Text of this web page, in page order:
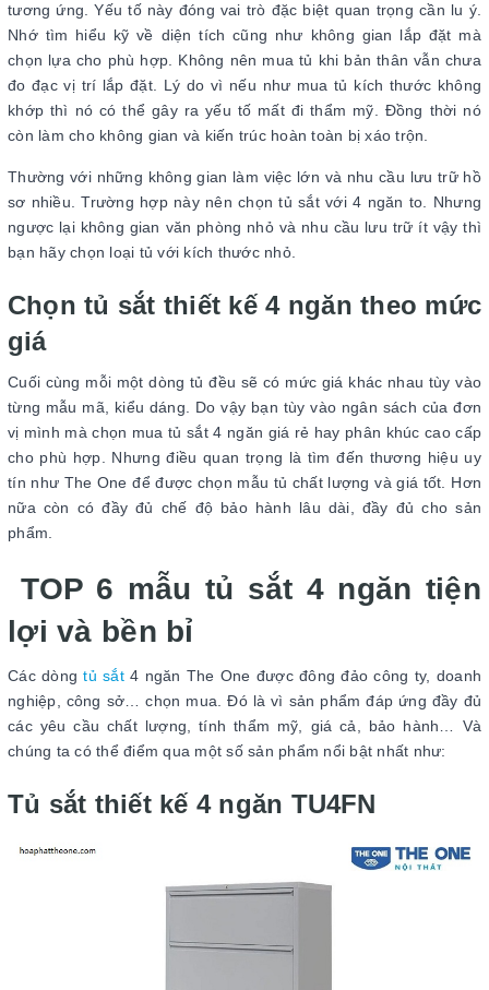
tương ứng. Yếu tố này đóng vai trò đặc biệt quan trọng cần lu ý.
Nhớ tìm hiểu kỹ về diện tích cũng như không gian lắp đặt mà
chọn lựa cho phù hợp. Không nên mua tủ khi bản thân vẫn chưa
đo đạc vị trí lắp đặt. Lý do vì nếu như mua tủ kích thước không
khớp thì nó có thể gây ra yếu tố mất đi thẩm mỹ. Đồng thời nó
còn làm cho không gian và kiến trúc hoàn toàn bị xáo trộn.
Thường với những không gian làm việc lớn và nhu cầu lưu trữ hồ
sơ nhiều. Trường hợp này nên chọn tủ sắt với 4 ngăn to. Nhưng
ngược lại không gian văn phòng nhỏ và nhu cầu lưu trữ ít vậy thì
bạn hãy chọn loại tủ với kích thước nhỏ.
Chọn tủ sắt thiết kế 4 ngăn theo mức
giá
Cuối cùng mỗi một dòng tủ đều sẽ có mức giá khác nhau tùy vào
từng mẫu mã, kiểu dáng. Do vậy bạn tùy vào ngân sách của đơn
vị mình mà chọn mua tủ sắt 4 ngăn giá rẻ hay phân khúc cao cấp
cho phù hợp. Nhưng điều quan trọng là tìm đến thương hiệu uy
tín như The One để được chọn mẫu tủ chất lượng và giá tốt. Hơn
nữa còn có đầy đủ chế độ bảo hành lâu dài, đầy đủ cho sản
phẩm.
TOP 6 mẫu tủ sắt 4 ngăn tiện
lợi và bền bỉ
Các dòngtủ sắt4 ngăn The One được đông đảo công ty, doanh
nghiệp, công sở… chọn mua. Đó là vì sản phẩm đáp ứng đầy đủ
các yêu cầu chất lượng, tính thẩm mỹ, giá cả, bảo hành… Và
chúng ta có thể điểm qua một số sản phẩm nổi bật nhất như:
Tủ sắt thiết kế 4 ngăn TU4FN